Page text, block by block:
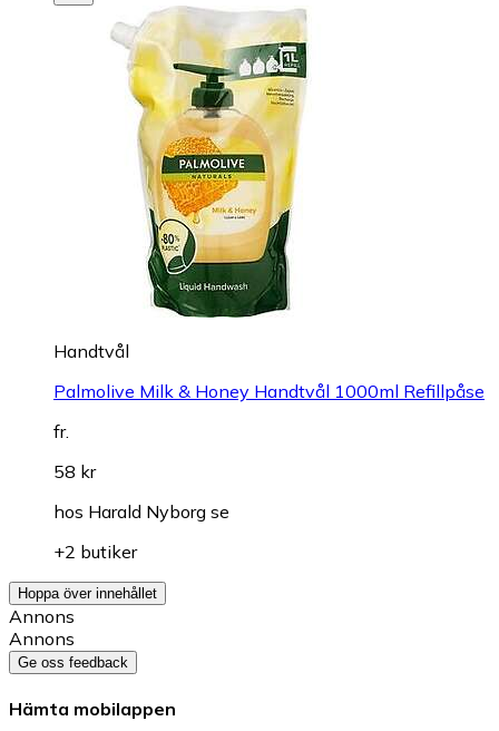
Handtvål
Palmolive Milk & Honey Handtvål 1000ml Refillpåse
fr.
58 kr
hos Harald Nyborg se
+2 butiker
Hoppa över innehållet
Annons
Annons
Ge oss feedback
Hämta mobilappen